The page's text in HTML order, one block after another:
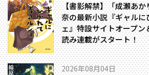
【書影解禁】「成瀬あか
奈の最新小説『ギャルに
ェ』特設サイトオープン
読み連載がスタート！
2026年08月04日